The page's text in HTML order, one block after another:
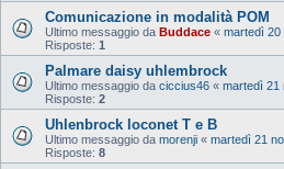
Comunicazione in modalità POM
Ultimo messaggio da Buddace « martedì 20
Risposte: 1
Palmare daisy uhlembrock
Ultimo messaggio da ciccius46 « martedì 21
Risposte: 2
Uhlenbrock loconet T e B
Ultimo messaggio da morenji « martedì 21
Risposte: 8